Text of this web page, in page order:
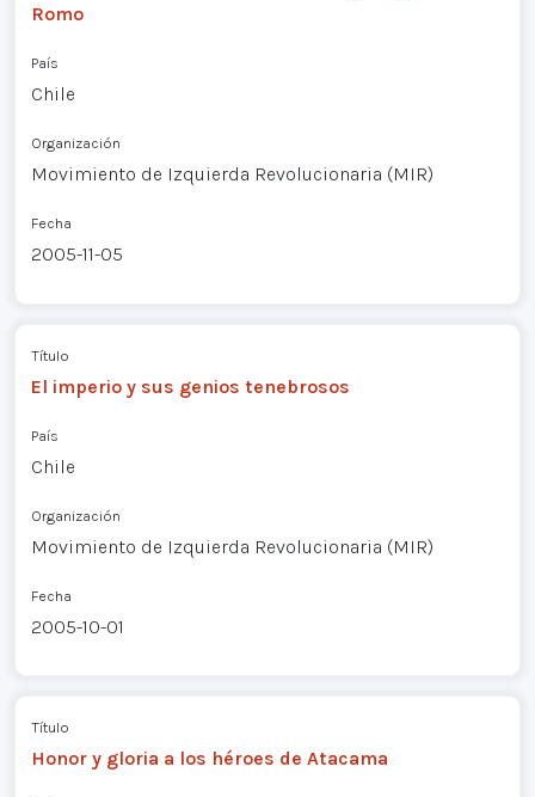
Romo
País
Chile
Organización
Movimiento de Izquierda Revolucionaria (MIR)
Fecha
2005-11-05
Título
El imperio y sus genios tenebrosos
País
Chile
Organización
Movimiento de Izquierda Revolucionaria (MIR)
Fecha
2005-10-01
Título
Honor y gloria a los héroes de Atacama